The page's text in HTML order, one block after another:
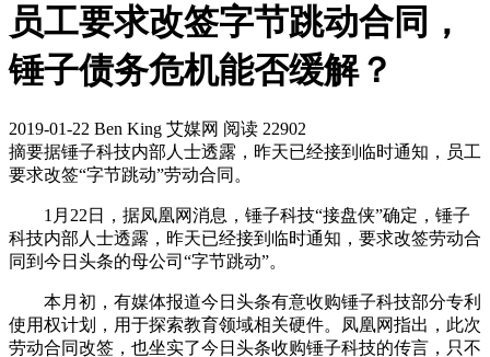
员工要求改签字节跳动合同，
锤子债务危机能否缓解？
2019-01-22 Ben King 艾媒网 阅读 22902
摘要据锤子科技内部人士透露，昨天已经接到临时通知，员工
要求改签“字节跳动”劳动合同。
1月22日，据凤凰网消息，锤子科技“接盘侠”确定，锤子
科技内部人士透露，昨天已经接到临时通知，要求改签劳动合
同到今日头条的母公司“字节跳动”。
本月初，有媒体报道今日头条有意收购锤子科技部分专利
使用权计划，用于探索教育领域相关硬件。凤凰网指出，此次
劳动合同改签，也坐实了今日头条收购锤子科技的传言，只不